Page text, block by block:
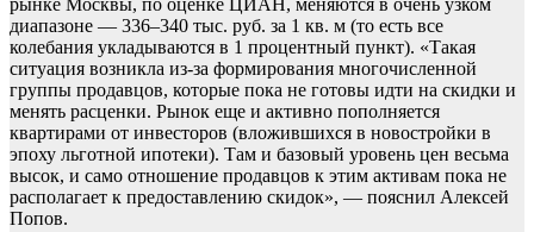
диапазоне — 336–340 тыс. руб. за 1 кв. м (то есть все
колебания укладываются в 1 процентный пункт). «Такая
ситуация возникла из-за формирования многочисленной
группы продавцов, которые пока не готовы идти на скидки и
менять расценки. Рынок еще и активно пополняется
квартирами от инвесторов (вложившихся в новостройки в
эпоху льготной ипотеки). Там и базовый уровень цен весьма
высок, и само отношение продавцов к этим активам пока не
располагает к предоставлению скидок», — пояснил Алексей
Попов.